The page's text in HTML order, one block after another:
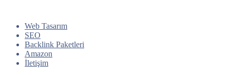
Web Tasarım
SEO
Backlink Paketleri
Amazon
İletişim